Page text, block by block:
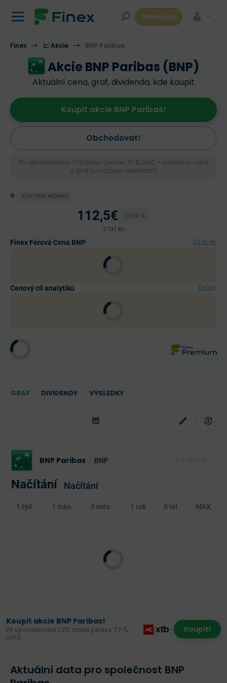
Premium
Finex 📈 Akcie BNP Paribas
Akcie BNP Paribas (BNP)
Aktuální cena, graf, dividenda, kde koupit
Obchodovat!
Koupit akcie BNP Paribas!
Při obchodování CFD ztrácí peníze 77 % účtů. • Uváděná cena
a graf jsou pouze orientační.
STAV TRHU NEZNÁMÝ
112,5€ -0,09 %
2 731 Kč
Finex Férová Cena BNP Co to je?
Cenový cíl analytiků Detaily
GRAF DIVIDENDY VÝSLEDKY
BNP Paribas BNP
Načítání Načítání
1 týd. 1 měs. 3 měs. 1 rok 5 let MAX
Koupit akcie BNP Paribas!
Při obchodování CFD ztrácí peníze 77 %
účtů.
Koupit!
Aktuální data pro společnost BNP